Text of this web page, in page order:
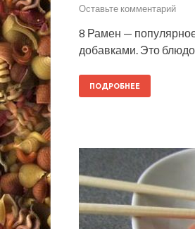
Оставьте комментарий
8 Рамен —
добавками. Это
ПОДРОБНЕЕ